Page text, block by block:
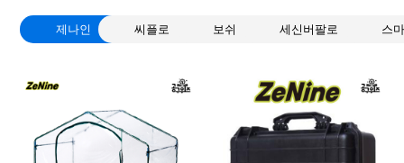
제나인 씨플로 보쉬 세신버팔로 스